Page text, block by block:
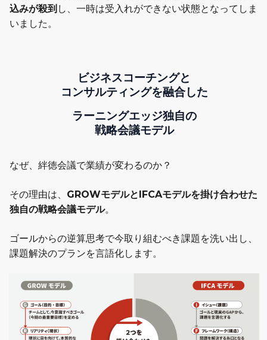
込みが殺到 し、一時は受入れができない状態となってしま
いました。
ビジネスコーチングと
コンサルティングを融合した
ラーニングエッジ独自の
戦略会議モデル
なぜ、絆徳会議で業績が変わるのか？
その理由は、 GROWモデルとIFCAモデルを掛け合わせた
独自の戦略会議モデル。
ゴールからの逆算思考で今取り組むべき課題を洗い出し、
課題解決のプランを言語化します。